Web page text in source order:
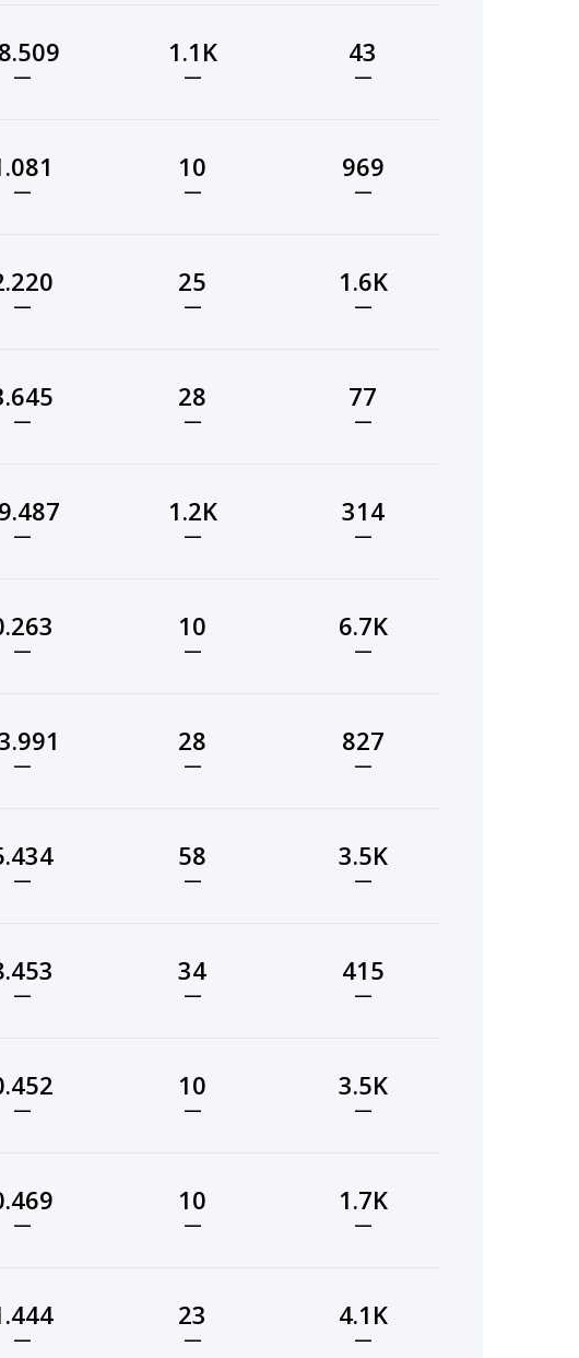
—
1.1K
—
43
—
—
10
—
969
—
—
25
—
1.6K
—
—
28
—
77
—
—
1.2K
—
314
—
—
10
—
6.7K
—
—
28
—
827
—
—
58
—
3.5K
—
—
34
—
415
—
—
10
—
3.5K
—
—
10
—
1.7K
—
—
23
—
4.1K
—